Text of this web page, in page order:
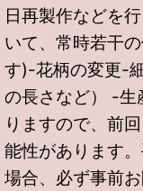
日再製作などを
いて、常時若干
す)-花柄の変更-
の長さなど） -生
りますので、前
能性があります
場合、必ず事前